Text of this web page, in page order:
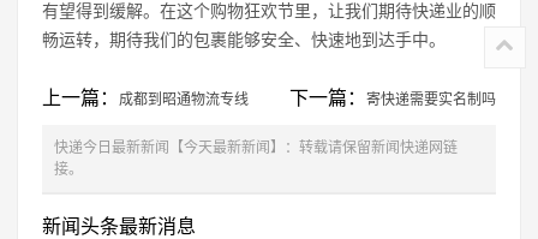
有望得到缓解。在这个购物狂欢节里，让我们期待快递业的顺
畅运转，期待我们的包裹能够安全、快速地到达手中。
上一篇： 成都到昭通物流专线 下一篇： 寄快递需要实名制吗
快递今日最新新闻【今天最新新闻】：转载请保留新闻快递网链
接。
新闻头条最新消息